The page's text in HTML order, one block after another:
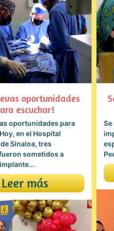
oportunidades
escuchar!
oportunidades para
en el Hospital
Sinaloa, tres
sometidos a
Leer más